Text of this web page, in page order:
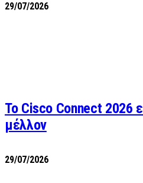
29/07/2026
Το Cisco Connect 2026
μέλλον
29/07/2026